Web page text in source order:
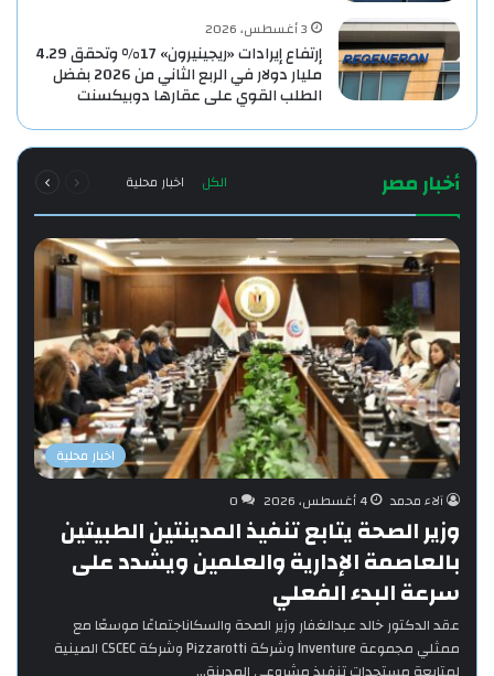
3 أغسطس، 2026
إرتفاع إيرادات «ريجينيرون» 17% وتحقق 4.29
مليار دولار في الربع الثاني من 2026 بفضل
الطلب القوي على عقارها دوبيكسنت
أخبار مصر الكل اخبار محلية الصفحةالصفحة
اخبار محلية
آلاء محمد
4 أغسطس، 2026 0
وزير الصحة يتابع تنفيذ المدينتين الطبيتين
بالعاصمة الإدارية والعلمين ويشدد على
سرعة البدء الفعلي
‎عقد الدكتور خالد عبدالغفار وزير الصحة والسكاناجتماعًا موسعًا مع
ممثلي مجموعة Inventure وشركة Pizzarotti وشركة CSCEC الصينية